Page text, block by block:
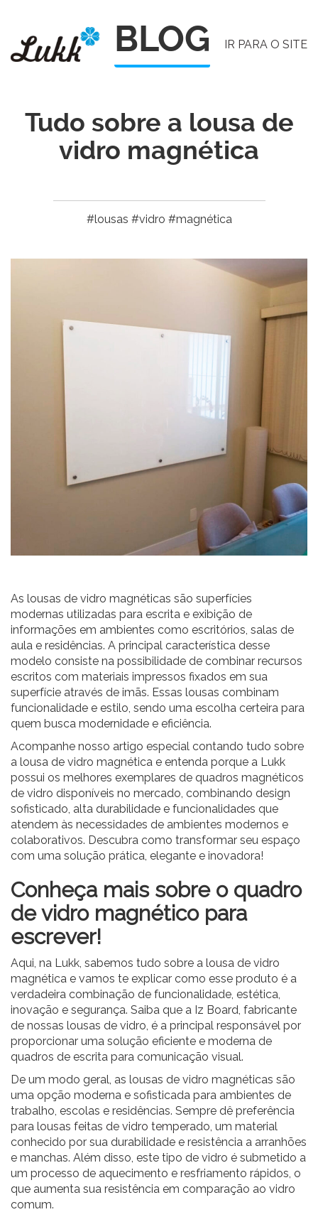
para
o
conteúdo
BLOG IR PARA O SITE
Tudo sobre a lousa de
vidro magnética
#lousas #vidro #magnética
As lousas de vidro magnéticas são superfícies
modernas utilizadas para escrita e exibição de
informações em ambientes como escritórios, salas de
aula e residências. A principal característica desse
modelo consiste na possibilidade de combinar recursos
escritos com materiais impressos fixados em sua
superfície através de imãs. Essas lousas combinam
funcionalidade e estilo, sendo uma escolha certeira para
quem busca modernidade e eficiência.
Acompanhe nosso artigo especial contando tudo sobre
a lousa de vidro magnética e entenda porque a Lukk
possui os melhores exemplares de quadros magnéticos
de vidro disponíveis no mercado, combinando design
sofisticado, alta durabilidade e funcionalidades que
atendem às necessidades de ambientes modernos e
colaborativos. Descubra como transformar seu espaço
com uma solução prática, elegante e inovadora!
Conheça mais sobre o quadro
de vidro magnético para
escrever!
Aqui, na Lukk, sabemos tudo sobre a lousa de vidro
magnética e vamos te explicar como esse produto é a
verdadeira combinação de funcionalidade, estética,
inovação e segurança. Saiba que a Iz Board, fabricante
de nossas lousas de vidro, é a principal responsável por
proporcionar uma solução eficiente e moderna de
quadros de escrita para comunicação visual.
De um modo geral, as lousas de vidro magnéticas são
uma opção moderna e sofisticada para ambientes de
trabalho, escolas e residências. Sempre dê preferência
para lousas feitas de vidro temperado, um material
conhecido por sua durabilidade e resistência a arranhões
e manchas. Além disso, este tipo de vidro é submetido a
um processo de aquecimento e resfriamento rápidos, o
que aumenta sua resistência em comparação ao vidro
comum.